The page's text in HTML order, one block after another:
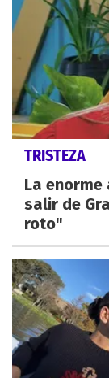
TRISTEZA
La
salir de
roto"